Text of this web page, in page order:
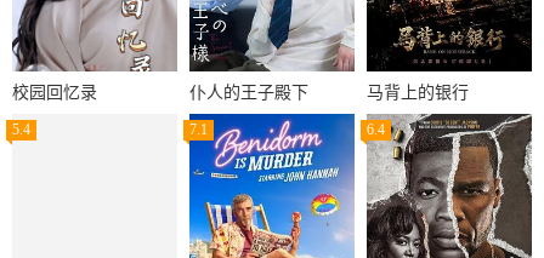
校园回忆录 仆人的王子殿下 马背上的银行
5.4 7.1 6.4